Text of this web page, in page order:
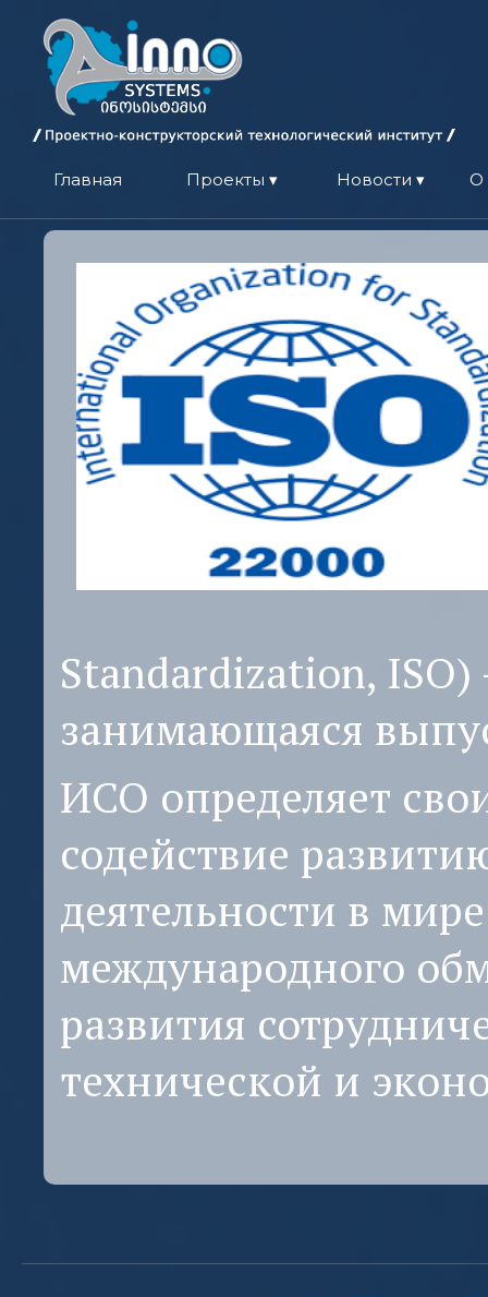
Главная Проекты ▾ Новости ▾ О
Standardization,
занимающаяся
ИСО определяет
содействие
деятельности в
международного
развития
технической и